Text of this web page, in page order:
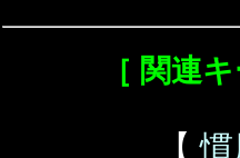
［ 関連
【慣